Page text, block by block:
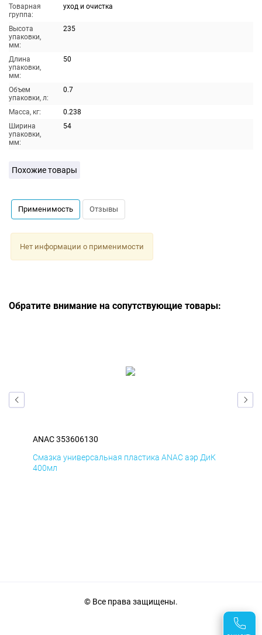
Товарная
группа:
уход и очистка
Высота
упаковки,
мм:
235
Длина
упаковки,
мм:
50
Объем
упаковки, л:
0.7
Масса, кг:
0.238
Ширина
упаковки,
мм:
54
Похожие товары
Применимость Отзывы
Нет информации о применимости
Обратите внимание на сопутствующие товары:
ANAC 353606130
Смазка универсальная пластика ANAC аэр ДиК
400мл
© Все права защищены.